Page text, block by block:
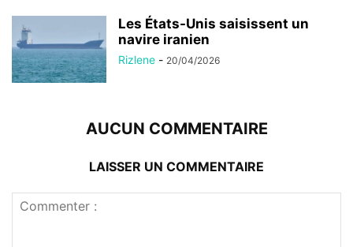
Les États-Unis saisissent un
navire iranien
Rizlene - 20/04/2026
AUCUN COMMENTAIRE
LAISSER UN COMMENTAIRE